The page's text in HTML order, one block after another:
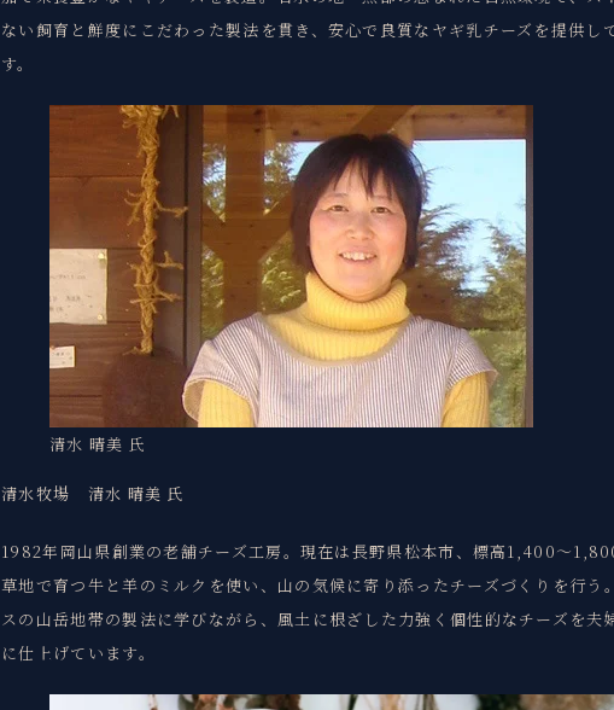
ない飼育と鮮度にこだわった製法を貫き、安心で良質なヤギ乳チーズを提供し
す。
清水 晴美 氏
清水牧場 清水 晴美 氏
1982年岡山県創業の老舗チーズ工房。現在は長野県松本市、標高1,400〜
草地で育つ牛と羊のミルクを使い、山の気候に寄り添ったチーズづくりを行う
スの山岳地帯の製法に学びながら、風土に根ざした力強く個性的なチーズを夫
に仕上げています。